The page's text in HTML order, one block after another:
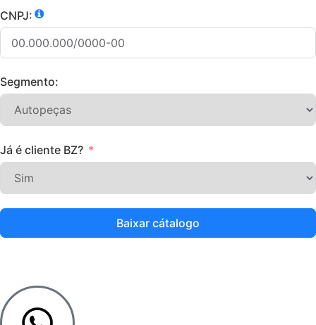
CNPJ:
Segmento:
Já é cliente BZ?
Baixar cátalogo